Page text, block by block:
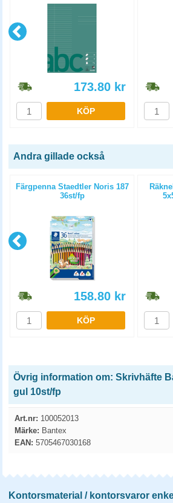
173.80 kr
KÖP
Andra gillade också
Färgpenna Staedtler Noris 187
36st/fp
158.80 kr
KÖP
Övrig information om: Skrivhäfte
gul 10st/fp
Art.nr: 100052013
Märke: Bantex
EAN: 5705467030168
Kontorsmaterial / kontorsvaror